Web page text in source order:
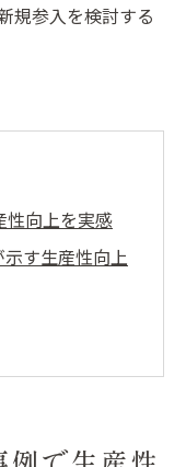
規参入を検討する
性向上を実感
す生産性向上
益性の新潮流